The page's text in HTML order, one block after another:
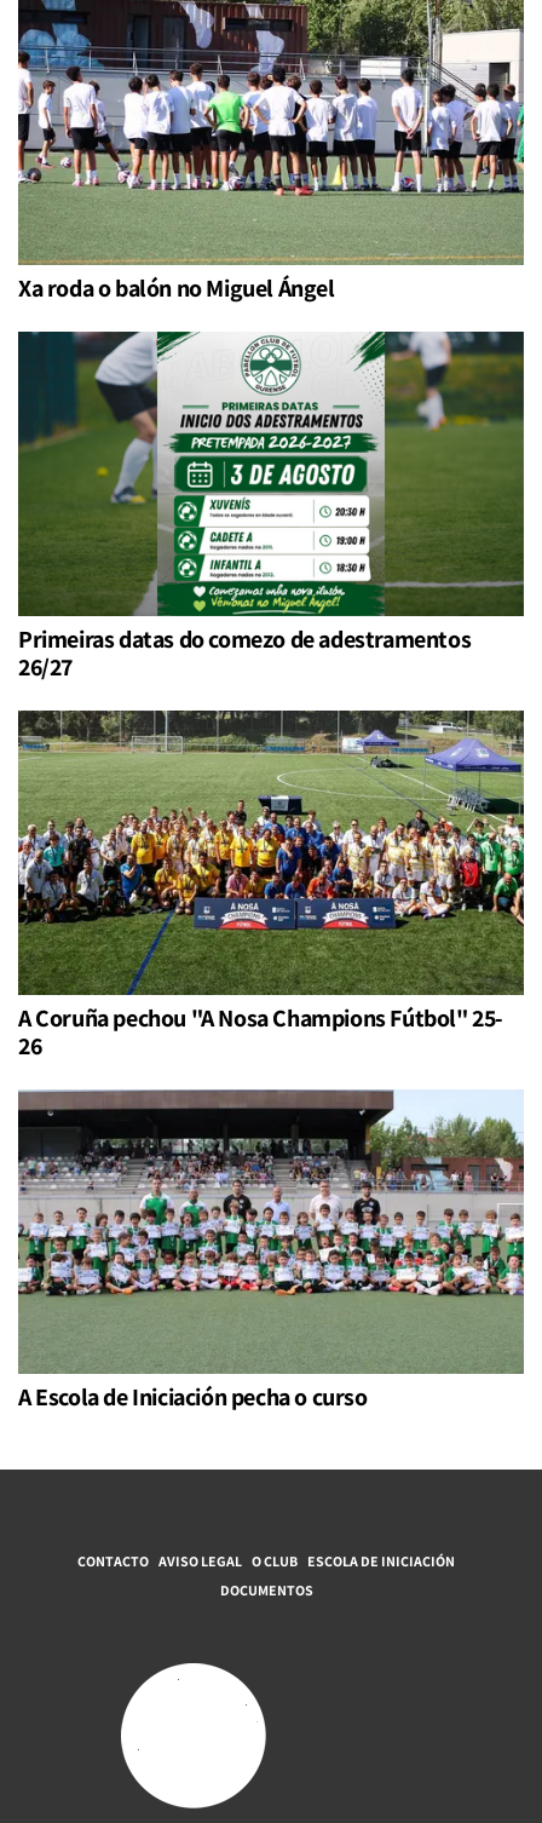
Xa roda o balón no Miguel Ángel
Primeiras datas do comezo de adestramentos
26/27
A Coruña pechou "A Nosa Champions Fútbol" 25-
26
A Escola de Iniciación pecha o curso
CONTACTO AVISO LEGAL O CLUB ESCOLA DE INICIACIÓN
DOCUMENTOS